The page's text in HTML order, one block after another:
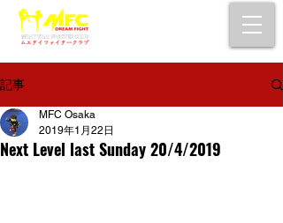
記事
Next Level last Sunday 20/4/2019
MFC Osaka
2019年1月22日